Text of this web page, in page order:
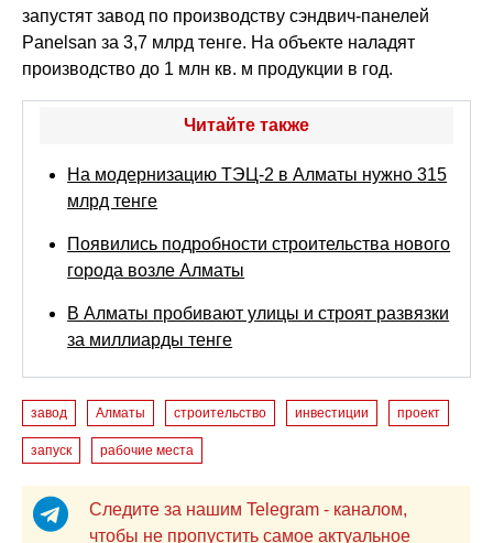
запустят завод по производству сэндвич-панелей
Panelsan за 3,7 млрд тенге. На объекте наладят
производство до 1 млн кв. м продукции в год.
Читайте также
На модернизацию ТЭЦ-2 в Алматы нужно 315
млрд тенге
Появились подробности строительства нового
города возле Алматы
В Алматы пробивают улицы и строят развязки
за миллиарды тенге
завод Алматы строительство инвестиции проект
запуск рабочие места
Следите за нашим Telegram - каналом,
чтобы не пропустить самое актуальное